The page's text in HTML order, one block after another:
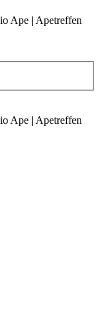
Ape | Apetreffen
Ape | Apetreffen